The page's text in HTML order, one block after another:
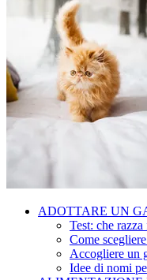
ADOTTARE UN
Test: che razza
Come
Accogliere un
Idee di nomi